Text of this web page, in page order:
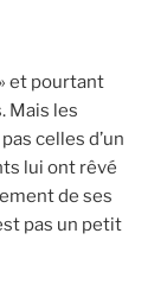
et pourtant
Mais les
celles d’un
lui ont rêvé
de ses
pas un petit